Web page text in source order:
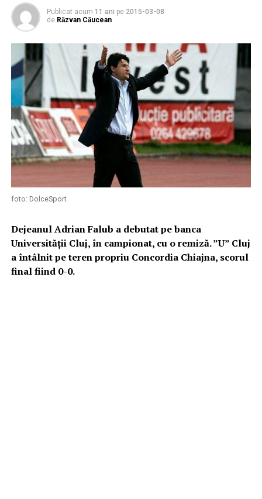
Publicat acum 11 ani pe 2015-03-08
de Răzvan Căucean
foto: DolceSport
Dejeanul Adrian Falub a debutat pe banca
Universității Cluj, în campionat, cu o remiză. ”U” Cluj
a întâlnit pe teren propriu Concordia Chiajna, scorul
final fiind 0-0.